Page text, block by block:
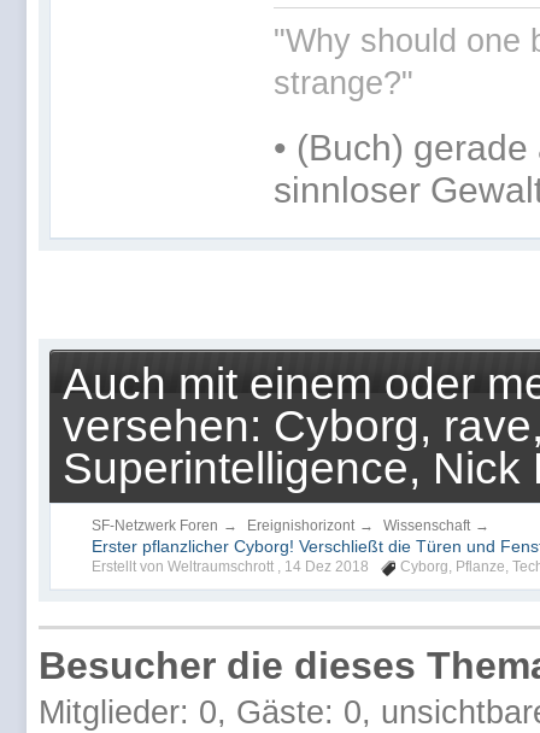
"Why should one
strange?"
• (Buch) gerade
sinnloser
Auch mit einem oder
versehen: Cyborg,
Superintelligence, Nick
SF-Netzwerk Foren → Ereignishorizont → Wissenschaft →
Erster pflanzlicher Cyborg! Verschließt die Türen und
Erstellt von Weltraumschrott , 14 Dez 2018 Cyborg, Pflanze,
Besucher die dieses
Mitglieder: 0, Gäste: 0,